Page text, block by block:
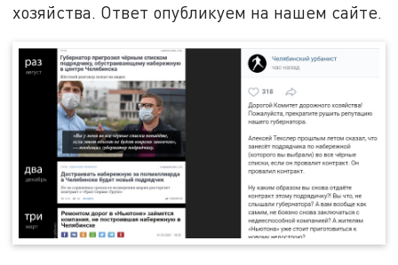
хозяйства. Ответ опубликуем на нашем сайте.